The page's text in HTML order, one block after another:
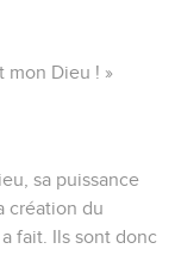
mon Dieu ! »
sa puissance
création du
fait. Ils sont donc